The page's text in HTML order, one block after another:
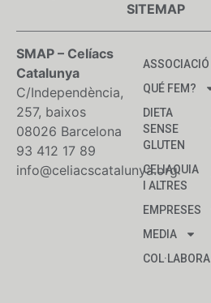
SMAP – Celíacs
Catalunya
C/Independència,
257, baixos
08026 Barcelona
93 412 17 89
info@celiacscatalunya.org
SITEMAP
ASSOCIACIÓ
QUÉ FEM?
DIETA
SENSE
GLUTEN
CELIAQUIA
I ALTRES
EMPRESES
MEDIA
COL·LABORA